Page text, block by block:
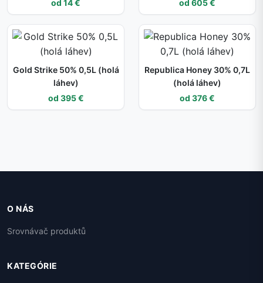
od 14 € od 605 €
Gold Strike 50% 0,5L (holá
láhev)
od 395 €
Republica Honey 30% 0,7L
(holá láhev)
od 376 €
O NÁS
Srovnávač produktů
KATEGÓRIE